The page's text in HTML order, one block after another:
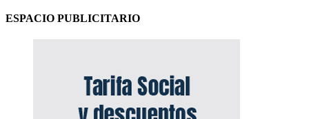
ESPACIO PUBLICITARIO